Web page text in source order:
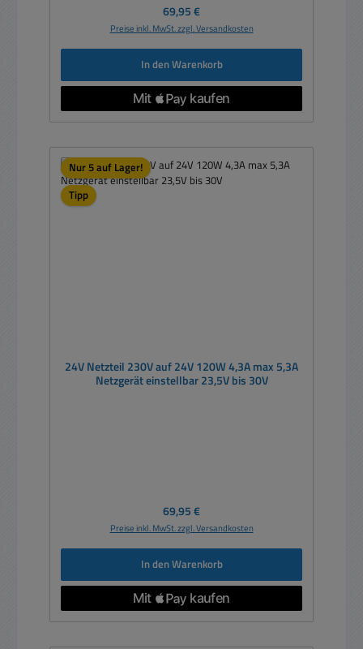
Regulärer Preis:
69,95 €
Preise inkl. MwSt. zzgl. Versandkosten
In den Warenkorb
Nur 5 auf Lager!
Tipp
24V Netzteil 230V auf 24V 120W 4,3A max 5,3A
Netzgerät einstellbar 23,5V bis 30V
Regulärer Preis:
69,95 €
Preise inkl. MwSt. zzgl. Versandkosten
In den Warenkorb